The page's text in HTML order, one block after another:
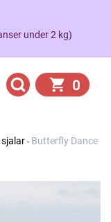
under 2 kg)
0
Butterfly Dance